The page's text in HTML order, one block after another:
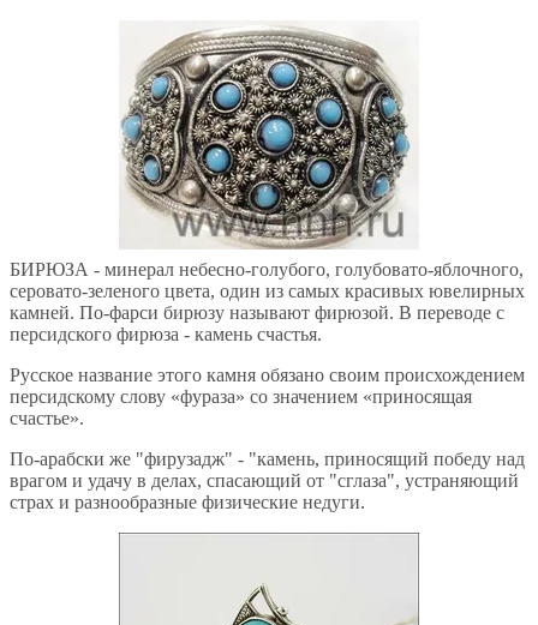
БИРЮЗА - минерал небесно-голубого, голубовато-яблочного,
серовато-зеленого цвета, один из самых красивых ювелирных
камней. По-фарси бирюзу называют фирюзой. В переводе с
персидского фирюза - камень счастья.
Русское название этого камня обязано своим происхождением
персидскому слову «фураза» со значением «приносящая
счастье».
По-арабски же "фирузадж" - "камень, приносящий победу над
врагом и удачу в делах, спасающий от "сглаза", устраняющий
страх и разнообразные физические недуги.